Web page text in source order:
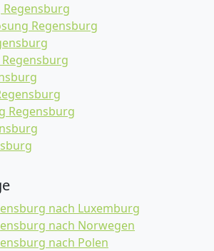
Regensburg
Regensburg
nach Luxemburg
nach Norwegen
nach Polen